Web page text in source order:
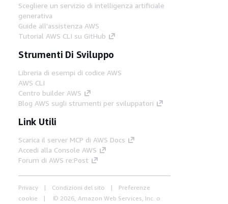
Scegliere un servizio di intelligenza artificiale
generativa
Guide all'assistenza AWS
Tutorial AWS CLI su GitHub
Strumenti Di Sviluppo
Libreria di esempi di codice AWS
AWS CLI
Centro builder AWS
Blog AWS sugli strumenti per sviluppatori
Link Utili
Scarica il server MCP di AWS Docs
Accedi alla Console AWS
Forum di AWS re:Post
Privacy Condizioni del sito
Preferenze
cookie
© 2026, Amazon Web Services, Inc. o